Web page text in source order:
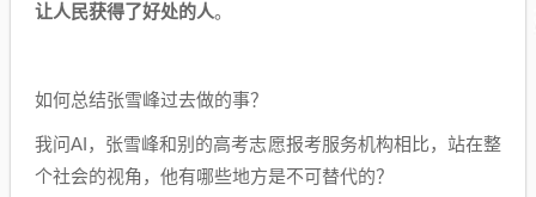
让人民获得了好处的人。
如何总结张雪峰过去做的事？
我问AI，张雪峰和别的高考志愿报考服务机构相比，站在整
个社会的视角，他有哪些地方是不可替代的？